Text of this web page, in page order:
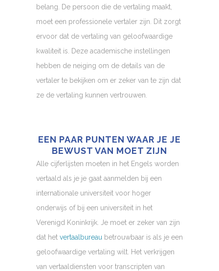
belang. De persoon die de vertaling maakt,
moet een professionele vertaler zijn. Dit zorgt
ervoor dat de vertaling van geloofwaardige
kwaliteit is. Deze academische instellingen
hebben de neiging om de details van de
vertaler te bekijken om er zeker van te zijn dat
ze de vertaling kunnen vertrouwen.
EEN PAAR PUNTEN WAAR JE JE
BEWUST VAN MOET ZIJN
Alle cijferlijsten moeten in het Engels worden
vertaald als je je gaat aanmelden bij een
internationale universiteit voor hoger
onderwijs of bij een universiteit in het
Verenigd Koninkrijk. Je moet er zeker van zijn
dat het vertaalbureau betrouwbaar is als je een
geloofwaardige vertaling wilt. Het verkrijgen
van vertaaldiensten voor transcripten van